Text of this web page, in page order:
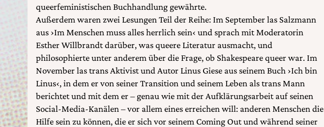
queerfeministischen Buchhandlung gewährte.
Außerdem waren zwei Lesungen Teil der Reihe: Im September las Salzmann
aus ›Im Menschen muss alles herrlich sein‹ und sprach mit Moderatorin
Esther Willbrandt darüber, was queere Literatur ausmacht, und
philosophierte unter anderem über die Frage, ob Shakespeare queer war. Im
November las trans Aktivist und Autor Linus Giese aus seinem Buch ›Ich bin
Linus‹, in dem er von seiner Transition und seinem Leben als trans Mann
berichtet und mit dem er – genau wie mit der Aufklärungsarbeit auf seinen
Social-Media-Kanälen – vor allem eines erreichen will: anderen Menschen die
Hilfe sein zu können, die er sich vor seinem Coming Out und während seiner